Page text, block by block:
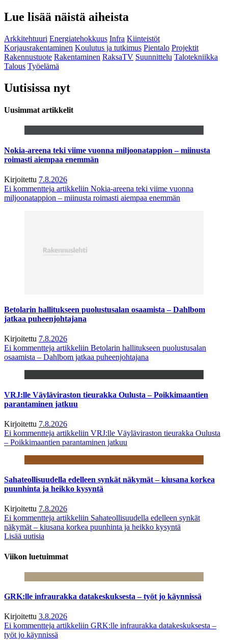
Lue lisää näistä aiheista
Arkkitehtuuri Energiatehokkuus Infra Kiinteistöt
Korjausrakentaminen Koulutus ja tutkimus Pientalo Projektit
Rakennustuote Rakentaminen RaksaTV Suunnittelu Talotekniikka
Talous Työelämä
Uutisissa nyt
Uusimmat artikkelit
Nokia-areena teki viime vuonna miljoonatappion – miinusta
roimasti aiempaa enemmän
Kirjoitettu 7.8.2026
Ei kommentteja artikkeliin Nokia-areena teki viime vuonna
miljoonatappion – miinusta roimasti aiempaa enemmän
Betolarin hallitukseen puolustusalan osaamista – Dahlbom
jatkaa puheenjohtajana
Kirjoitettu 7.8.2026
Ei kommentteja artikkeliin Betolarin hallitukseen puolustusalan
osaamista – Dahlbom jatkaa puheenjohtajana
VRJ:lle Väyläviraston tieurakka Oulusta – Poikkimaantien
parantaminen jatkuu
Kirjoitettu 7.8.2026
Ei kommentteja artikkeliin VRJ:lle Väyläviraston tieurakka Oulusta
– Poikkimaantien parantaminen jatkuu
Sahateollisuudella edelleen synkät näkymät – kiusana korkea
puunhinta ja heikko kysyntä
Kirjoitettu 7.8.2026
Ei kommentteja artikkeliin Sahateollisuudella edelleen synkät
näkymät – kiusana korkea puunhinta ja heikko kysyntä
Lisää uutisia
Viikon luetuimmat
GRK:lle infraurakka datakeskuksesta – työt jo käynnissä
Kirjoitettu 3.8.2026
Ei kommentteja artikkeliin GRK:lle infraurakka datakeskuksesta –
työt jo käynnissä